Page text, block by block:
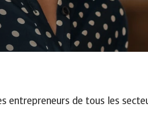
entrepreneurs de tous les